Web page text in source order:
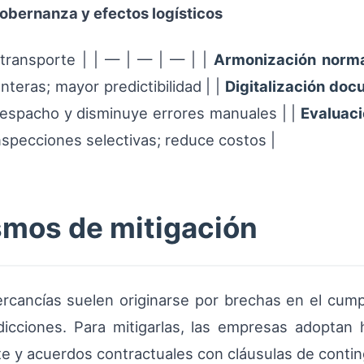
y efectos logísticos
transporte | | — | — | — | | Armonización
mayor predictibilidad | | Digitalización
y disminuye errores manuales | |
selectivas; reduce costos |
de mitigación
suelen originarse por brechas en el
Para mitigarlas, las empresas
y acuerdos contractuales con cláusulas de